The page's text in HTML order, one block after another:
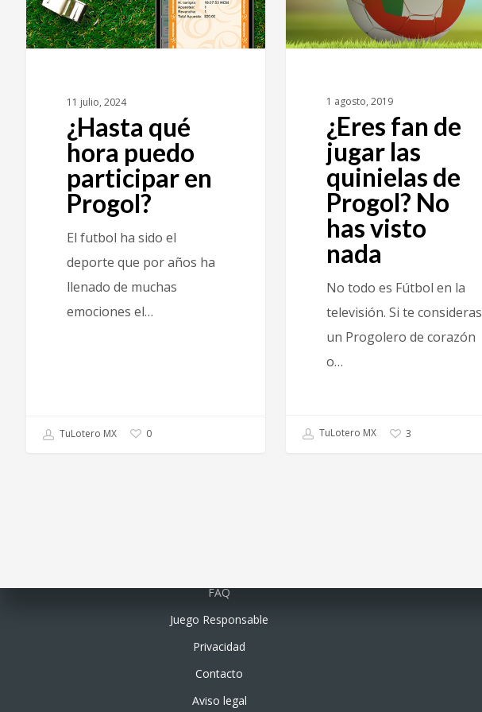
11 julio, 2024
¿Hasta qué
hora puedo
participar en
Progol?
El futbol ha sido el
deporte que por años ha
llenado de muchas
emociones el…
TuLotero MX 0
1 agosto, 2019
¿Eres fan de
jugar las
quinielas de
Progol? No
has visto
nada
No todo es Fútbol en la
televisión. Si te consideras
un Progolero de corazón
o…
TuLotero MX 3
FAQ
Juego Responsable
Privacidad
Contacto
Aviso legal